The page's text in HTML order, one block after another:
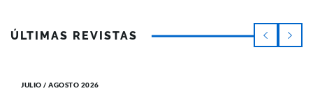
ÚLTIMAS REVISTAS
JULIO / AGOSTO 2026